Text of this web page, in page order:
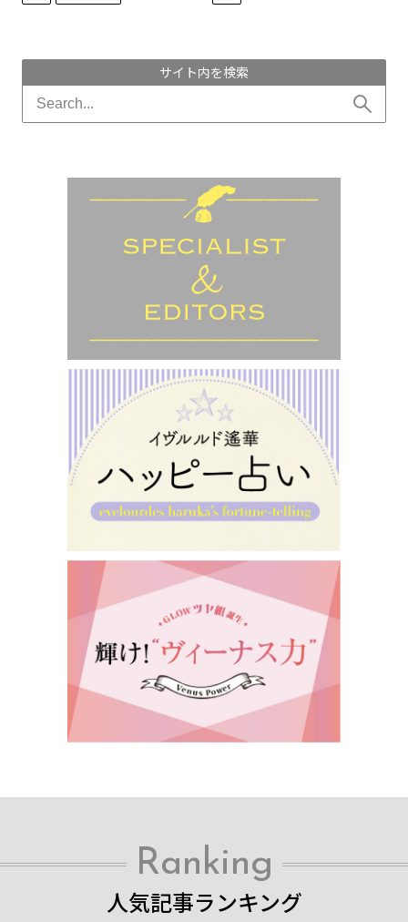
サイト内を検索
Ranking
人気記事ランキング